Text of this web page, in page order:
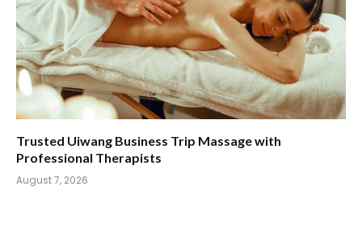
Trusted Uiwang Business Trip Massage with
Professional Therapists
August 7, 2026